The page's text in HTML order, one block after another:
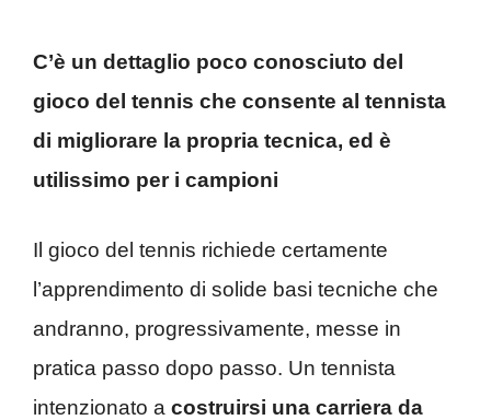
C’è un dettaglio poco conosciuto del
gioco del tennis che consente al tennista
di migliorare la propria tecnica, ed è
utilissimo per i campioni
Il gioco del tennis richiede certamente
l’apprendimento di solide basi tecniche che
andranno, progressivamente, messe in
pratica passo dopo passo. Un tennista
intenzionato a costruirsi una carriera da